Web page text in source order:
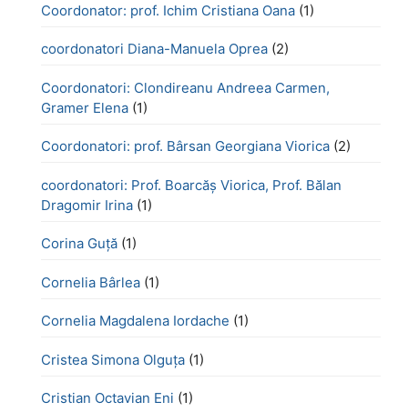
Coordonator: prof. Ichim Cristiana Oana (1)
coordonatori Diana-Manuela Oprea (2)
Coordonatori: Clondireanu Andreea Carmen,
Gramer Elena (1)
Coordonatori: prof. Bârsan Georgiana Viorica (2)
coordonatori: Prof. Boarcăș Viorica, Prof. Bălan
Dragomir Irina (1)
Corina Guță (1)
Cornelia Bârlea (1)
Cornelia Magdalena Iordache (1)
Cristea Simona Olguța (1)
Cristian Octavian Eni (1)